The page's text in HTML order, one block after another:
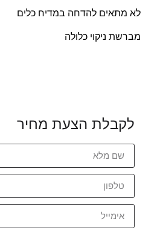
לא מתאים להדחה במדיח כלים
מברשת ניקוי כלולה
לקבלת הצעת מחיר